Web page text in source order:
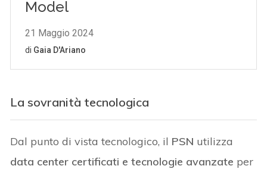
La sovranità tecnologica
Dal punto di vista tecnologico, il PSN utilizza
data center certificati e tecnologie avanzate per